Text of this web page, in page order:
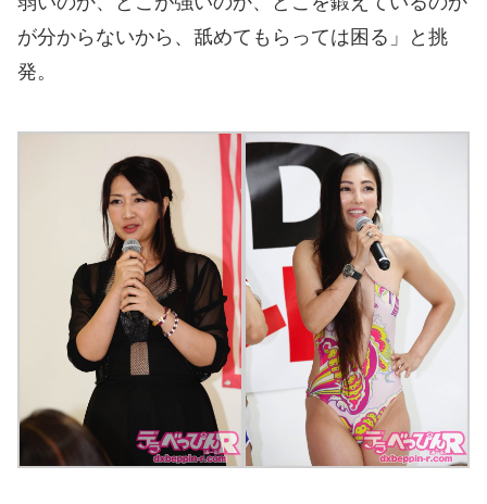
が分からないから、舐めてもらっては困る」と挑
発。